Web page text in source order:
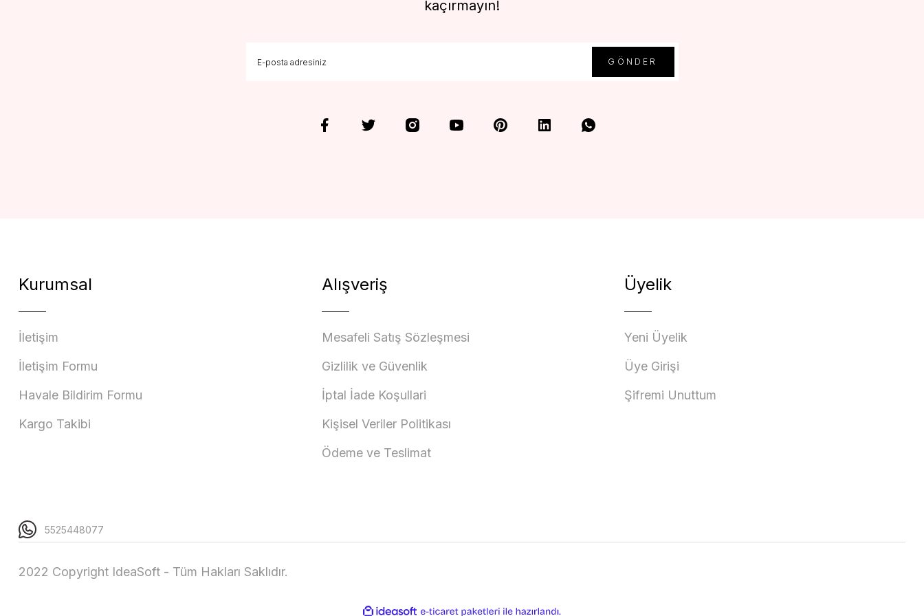
kaçırmayın!
GÖNDER
Kurumsal
İletişim
İletişim Formu
Havale Bildirim Formu
Kargo Takibi
Alışveriş
Mesafeli Satış Sözleşmesi
Gizlilik ve Güvenlik
İptal İade Koşullari
Kişisel Veriler Politikası
Ödeme ve Teslimat
Üyelik
Yeni Üyelik
Üye Girişi
Şifremi Unuttum
5525448077
2022 Copyright IdeaSoft - Tüm Hakları Saklıdır.
ideasoft e-